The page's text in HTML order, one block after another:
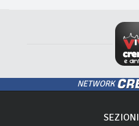
NETWORK
SEZIONI